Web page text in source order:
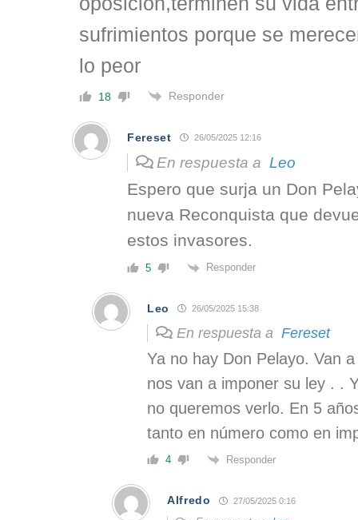
sufrimientos porque se
lo peor
18 Responder
Fereset 26/05/2025 12:16
En respuesta a Leo
Espero que surja un Don
nueva Reconquista que
estos invasores.
5 Responder
Leo 26/05/2025 15:38
En respuesta a Fereset
Ya no hay Don Pelayo. Van
nos van a imponer su ley . .
no queremos verlo. En 5
tanto en número como en
4 Responder
Alfredo 27/05/2025 0:16